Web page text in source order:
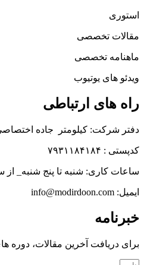
استوری
مقالات تخصصی
ماهنامه تخصصی
ویدئو های یوتیوب
راه های ارتباطی
دفتر شرکت: کیلومتر جاده
کدپستی : ۷۹۳۱۱۸۴۱۸۴
ساعات کاری: شنبه تا پنج شنبه_ از ساعت
ایمیل: info@modirdoon.com
خبرنامه
برای دریافت آخرین مقالات،